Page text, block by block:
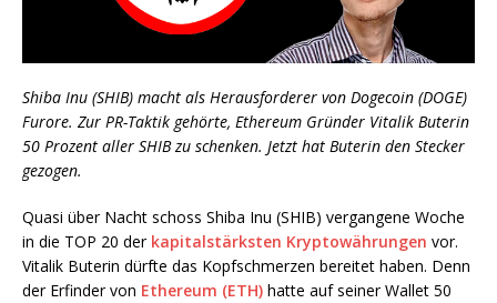
Shiba Inu (SHIB) macht als Herausforderer von Dogecoin (DOGE)
Furore. Zur PR-Taktik gehörte, Ethereum Gründer Vitalik Buterin
50 Prozent aller SHIB zu schenken. Jetzt hat Buterin den Stecker
gezogen.
Quasi über Nacht schoss Shiba Inu (SHIB) vergangene Woche
in die TOP 20 der kapitalstärksten Kryptowährungen vor.
Vitalik Buterin dürfte das Kopfschmerzen bereitet haben. Denn
der Erfinder von Ethereum (ETH) hatte auf seiner Wallet 50